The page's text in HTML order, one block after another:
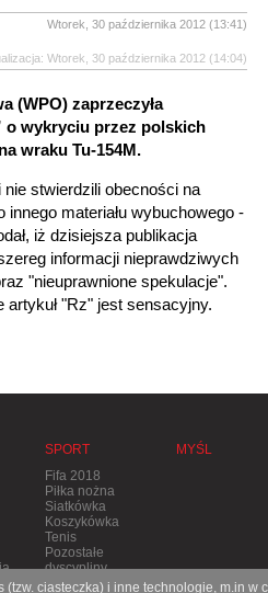
Wtorek, 30 października 2012 (13:41)
Wtorek, 30 października 2012 (14:04)
(WPO) zaprzeczyła
o wykryciu przez polskich
wraku Tu-154M.
nie stwierdzili obecności na
materiału wybuchowego -
iż dzisiejsza publikacja
informacji nieprawdziwych
"nieuprawnione spekulacje".
artykuł "Rz" jest sensacyjny.
SPORT
Fifa 2018
Piłka nożna
Siatkówka
Koszykówka
Tenis
Pozostałe
dyscypliny
MYŚL
ciasteczka) i inne technologie, m.in w